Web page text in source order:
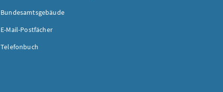
Bundesamtsgebäude
E-Mail-Postfächer
Telefonbuch